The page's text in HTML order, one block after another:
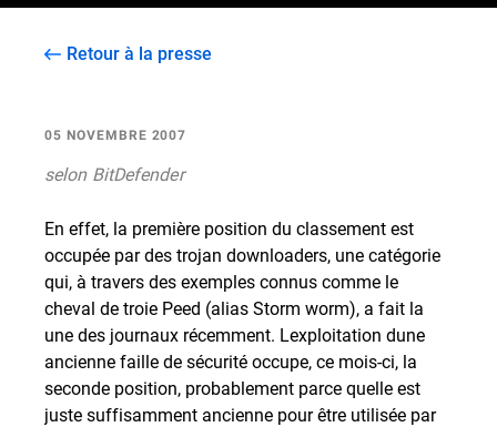
Retour à la presse
05 NOVEMBRE 2007
selon BitDefender
En effet, la première position du classement est
occupée par des trojan downloaders, une catégorie
qui, à travers des exemples connus comme le
cheval de troie Peed (alias Storm worm), a fait la
une des journaux récemment. Lexploitation dune
ancienne faille de sécurité occupe, ce mois-ci, la
seconde position, probablement parce quelle est
juste suffisamment ancienne pour être utilisée par